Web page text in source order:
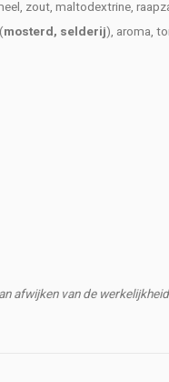
zout, maltodextrine,
mosterd, selderij), aroma,
afwijken van de werkelijkheid